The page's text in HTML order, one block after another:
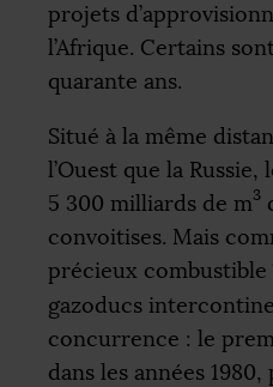
projets
l’Afrique. Certains
quarante ans.
Situé à la même
l’Ouest que la Russie,
5 300 milliards de m3
convoitises. Mais
précieux combustible
gazoducs
concurrence : le
dans les années